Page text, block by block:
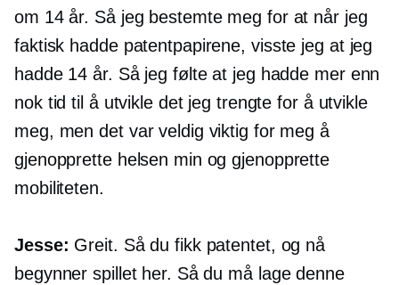
om 14 år. Så jeg bestemte meg for at når jeg
faktisk hadde patentpapirene, visste jeg at jeg
hadde 14 år. Så jeg følte at jeg hadde mer enn
nok tid til å utvikle det jeg trengte for å utvikle
meg, men det var veldig viktig for meg å
gjenopprette helsen min og gjenopprette
mobiliteten.
Jesse: Greit. Så du fikk patentet, og nå
begynner spillet her. Så du må lage denne